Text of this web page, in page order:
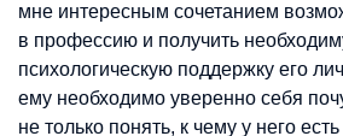
мне интересным сочетанием
в профессию и получить
психологическую поддержку его
ему необходимо уверенно себя
не только понять, к чему у него